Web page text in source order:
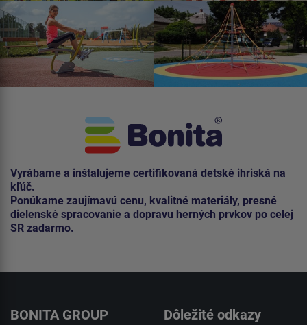
Vyrábame a inštalujeme certifikovaná detské ihriská na
kľúč.
Ponúkame zaujímavú cenu, kvalitné materiály, presné
dielenské spracovanie a dopravu herných prvkov po celej
SR zadarmo.
BONITA GROUP
Dôležité odkazy